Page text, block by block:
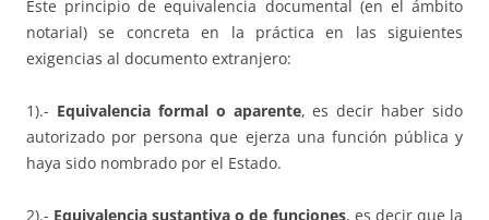
Este principio de equivalencia documental (en el ámbito
notarial) se concreta en la práctica en las siguientes
exigencias al documento extranjero:
1).- Equivalencia formal o aparente, es decir haber sido
autorizado por persona que ejerza una función pública y
haya sido nombrado por el Estado.
2).- Equivalencia sustantiva o de funciones, es decir que la